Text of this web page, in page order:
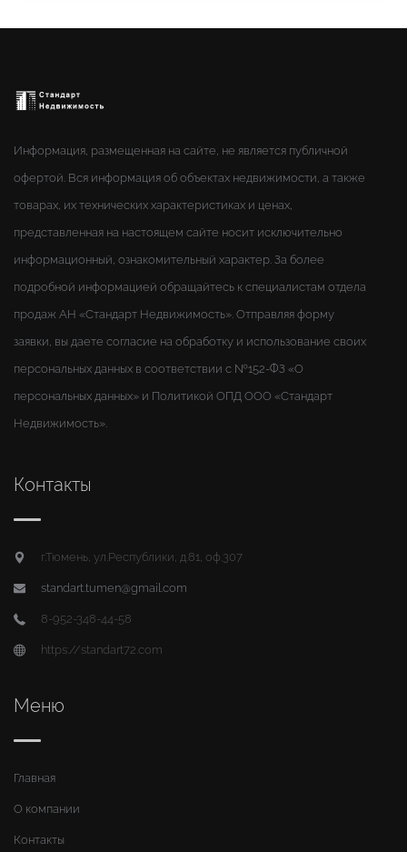
Информация, размещенная на сайте, не является публичной
офертой. Вся информация об объектах недвижимости, а также
товарах, их технических характеристиках и ценах,
представленная на настоящем сайте носит исключительно
информационный, ознакомительный характер. За более
подробной информацией обращайтесь к специалистам отдела
продаж АН «Стандарт Недвижимость». Отправляя форму
заявки, вы даете согласие на обработку и использование своих
персональных данных в соответствии с №152-ФЗ «О
персональных данных» и Политикой ОПД ООО «Стандарт
Недвижимость».
Контакты
г.Тюмень, ул.Республики, д.81, оф.307
standart.tumen@gmail.com
8-952-348-44-58
https://standart72.com
Меню
Главная
О компании
Контакты